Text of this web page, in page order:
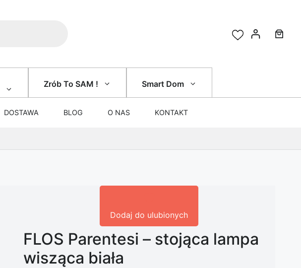
Zrób To SAM ! Smart Dom
DOSTAWA BLOG O NAS KONTAKT
Dodaj do ulubionych
FLOS Parentesi – stojąca lampa
wisząca biała